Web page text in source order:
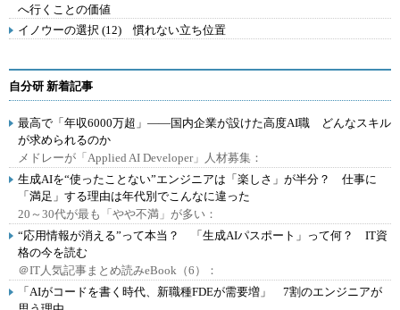
へ行くことの価値
イノウーの選択 (12) 慣れない立ち位置
自分研 新着記事
最高で「年収6000万超」――国内企業が設けた高度AI職 どんなスキル
が求められるのか
メドレーが「Applied AI Developer」人材募集：
生成AIを“使ったことない”エンジニアは「楽しさ」が半分？ 仕事に
「満足」する理由は年代別でこんなに違った
20～30代が最も「やや不満」が多い：
“応用情報が消える”って本当？ 「生成AIパスポート」って何？ IT資
格の今を読む
＠IT人気記事まとめ読みeBook（6）：
「AIがコードを書く時代、新職種FDEが需要増」 7割のエンジニアが